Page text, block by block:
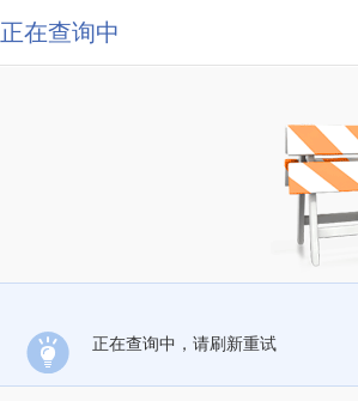
正在查询中
正在查询中，请刷新重试